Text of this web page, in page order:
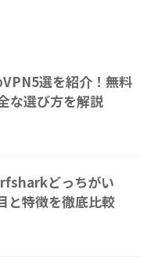
選を紹介！無料
な選び方を解説
どっちがい
と特徴を徹底比較